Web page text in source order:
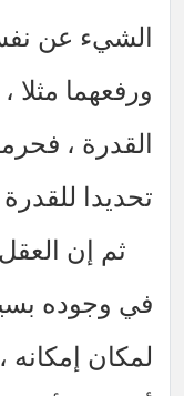
الشيء عن
ورفعهما مثلا
القدرة ،
تحديدا للقدرة
ثم إن
في وجوده
لمكان إمكانه